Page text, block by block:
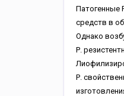
Патогенные
средств в
Однако
Р.
Р.